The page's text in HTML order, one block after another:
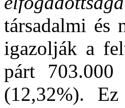
társadalmi és
igazolják a
párt 703.000
(12,32%).